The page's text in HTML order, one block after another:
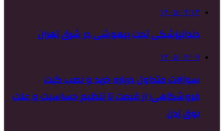
۱۴۰۵/۰۴/۱۳
دندانپزشکی تحت بیهوشی در شرق تهران
۱۴۰۵/۰۴/۰۹
سوالات متداول درباره خرید و نصب گیت
فروشگاهی؛ از قیمت تا تنظیم حساسیت و علت
بوق زدن